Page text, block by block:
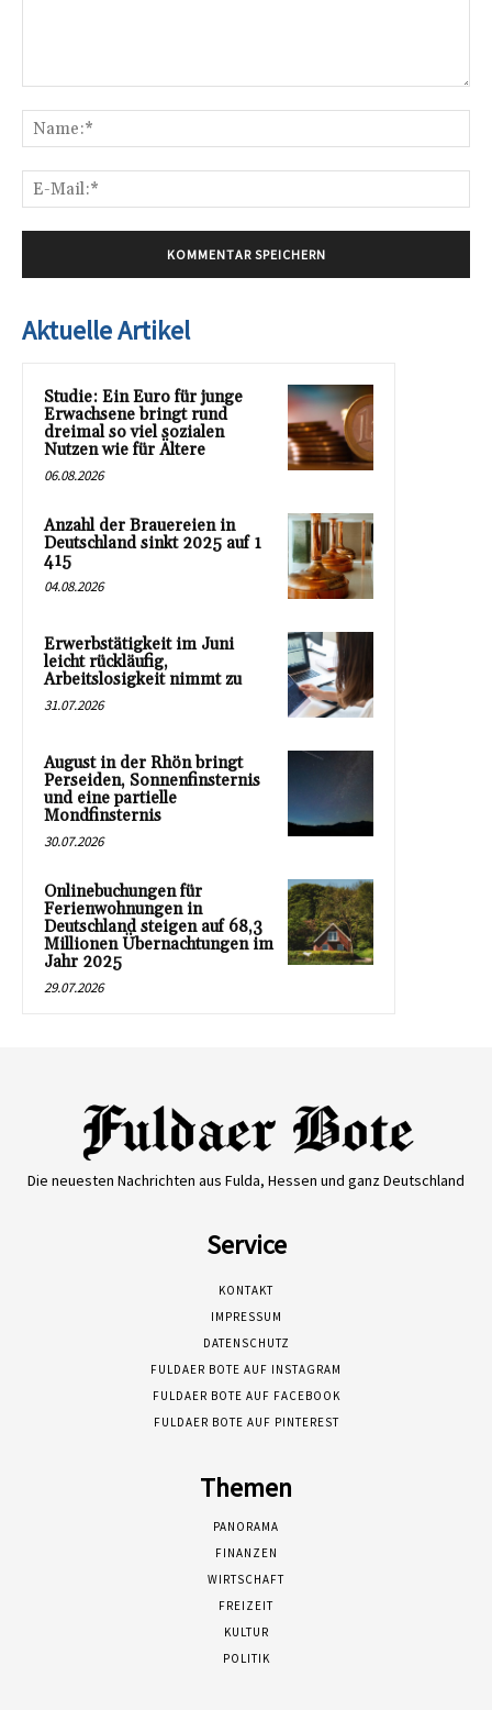
Aktuelle Artikel
Studie: Ein Euro für junge
Erwachsene bringt rund
dreimal so viel sozialen
Nutzen wie für Ältere
06.08.2026
Anzahl der Brauereien in
Deutschland sinkt 2025 auf 1
415
04.08.2026
Erwerbstätigkeit im Juni
leicht rückläufig,
Arbeitslosigkeit nimmt zu
31.07.2026
August in der Rhön bringt
Perseiden, Sonnenfinsternis
und eine partielle
Mondfinsternis
30.07.2026
Onlinebuchungen für
Ferienwohnungen in
Deutschland steigen auf 68,3
Millionen Übernachtungen im
Jahr 2025
29.07.2026
Die neuesten Nachrichten aus Fulda, Hessen und ganz Deutschland
Service
KONTAKT
IMPRESSUM
DATENSCHUTZ
FULDAER BOTE AUF INSTAGRAM
FULDAER BOTE AUF FACEBOOK
FULDAER BOTE AUF PINTEREST
Themen
PANORAMA
FINANZEN
WIRTSCHAFT
FREIZEIT
KULTUR
POLITIK